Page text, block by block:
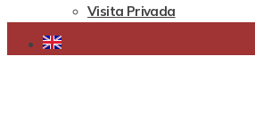
Visita Privada